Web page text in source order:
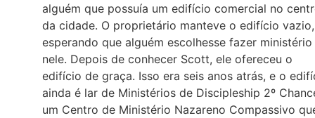
alguém que possuía um edifício comercial no
da cidade. O proprietário manteve o edifício vazio,
esperando que alguém escolhesse fazer ministério
nele. Depois de conhecer Scott, ele ofereceu o
edifício de graça. Isso era seis anos atrás, e o
ainda é lar de Ministérios de Discipleship 2º
um Centro de Ministério Nazareno Compassivo